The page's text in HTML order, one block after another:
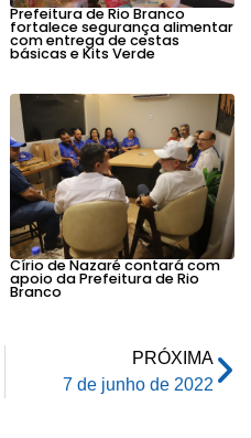
Prefeitura de Rio Branco
fortalece segurança alimentar
com entrega de cestas
básicas e Kits Verde
Círio de Nazaré contará com
apoio da Prefeitura de Rio
Branco
PRÓXIMA
7 de junho de 2022